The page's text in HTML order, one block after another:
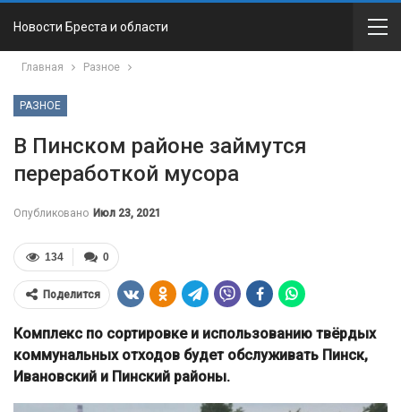
Новости Бреста и области
Главная Разное
РАЗНОЕ
В Пинском районе займутся
переработкой мусора
Опубликовано Июл 23, 2021
0
134
Поделится
Комплекс по сортировке и использованию твёрдых
коммунальных отходов будет обслуживать Пинск,
Ивановский и Пинский районы.